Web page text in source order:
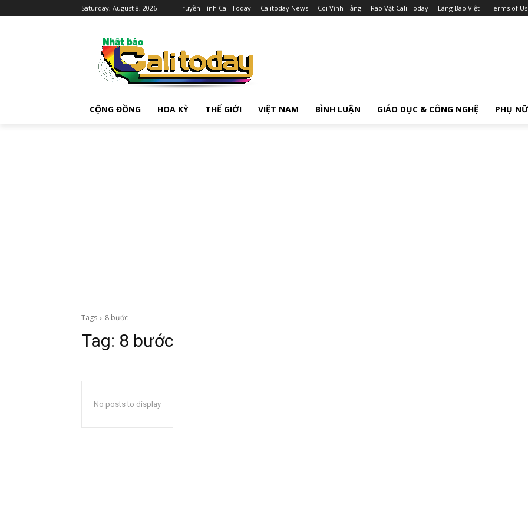
Saturday, August 8, 2026 Truyền Hình Cali Today Calitoday News Cõi Vĩnh Hằng Rao Vặt Cali Today Làng Báo Việt Terms of
CỘNG ĐỒNG HOA KỲ THẾ GIỚI VIỆT NAM BÌNH LUẬN GIÁO DỤC & CÔNG NGHỆ PHỤ NỮ
Tags 8 bước
Tag: 8 bước
No posts to display